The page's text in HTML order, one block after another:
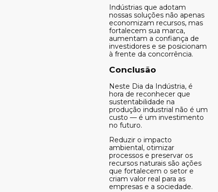
Indústrias que adotam
nossas soluções não apenas
economizam recursos, mas
fortalecem sua marca,
aumentam a confiança de
investidores e se posicionam
à frente da concorrência.
Conclusão
Neste Dia da Indústria, é
hora de reconhecer que
sustentabilidade na
produção industrial não é um
custo — é um investimento
no futuro.
Reduzir o impacto
ambiental, otimizar
processos e preservar os
recursos naturais são ações
que fortalecem o setor e
criam valor real para as
empresas e a sociedade.